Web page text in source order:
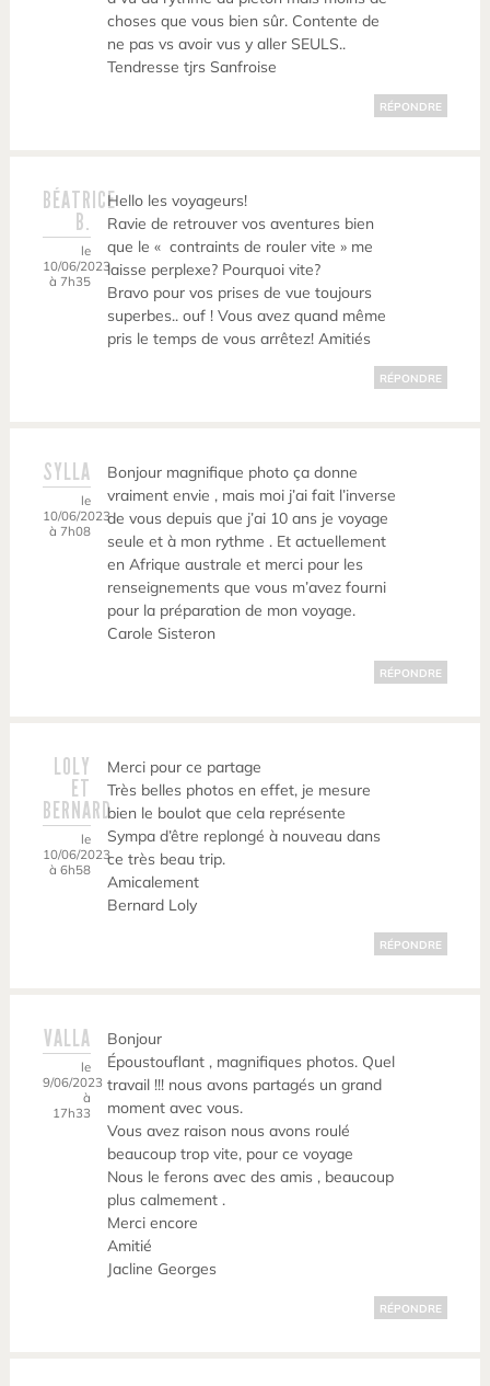
choses que vous bien sûr. Contente de
ne pas vs avoir vus y aller SEULS..
Tendresse tjrs Sanfroise
RÉPONDRE
BÉATRICE
B.
le
10/06/2023
à 7h35
Hello les voyageurs!
Ravie de retrouver vos aventures bien
que le « contraints de rouler vite » me
laisse perplexe? Pourquoi vite?
Bravo pour vos prises de vue toujours
superbes.. ouf ! Vous avez quand même
pris le temps de vous arrêtez! Amitiés
RÉPONDRE
SYLLA
le
10/06/2023
à 7h08
Bonjour magnifique photo ça donne
vraiment envie , mais moi j’ai fait l’inverse
de vous depuis que j’ai 10 ans je voyage
seule et à mon rythme . Et actuellement
en Afrique australe et merci pour les
renseignements que vous m’avez fourni
pour la préparation de mon voyage.
Carole Sisteron
RÉPONDRE
LOLY
ET
BERNARD
le
10/06/2023
à 6h58
Merci pour ce partage
Très belles photos en effet, je mesure
bien le boulot que cela représente
Sympa d’être replongé à nouveau dans
ce très beau trip.
Amicalement
Bernard Loly
RÉPONDRE
VALLA
le
9/06/2023
à
17h33
Bonjour
Époustouflant , magnifiques photos. Quel
travail !!! nous avons partagés un grand
moment avec vous.
Vous avez raison nous avons roulé
beaucoup trop vite, pour ce voyage
Nous le ferons avec des amis , beaucoup
plus calmement .
Merci encore
Amitié
Jacline Georges
RÉPONDRE